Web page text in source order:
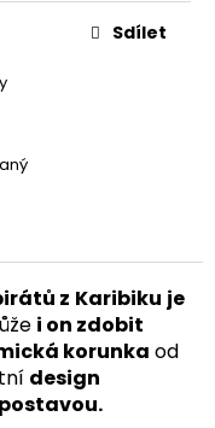
Sdílet
z Karibiku je
i on zdobit
korunka od
design